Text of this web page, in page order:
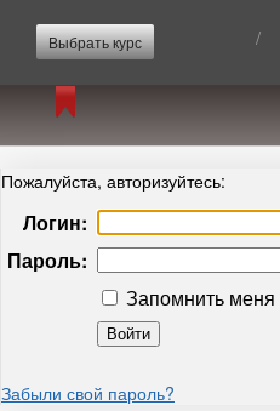
Выбрать курс /
Пожалуйста, авторизуйтесь:
Логин:
Пароль:
Запомнить
Забыли свой пароль?